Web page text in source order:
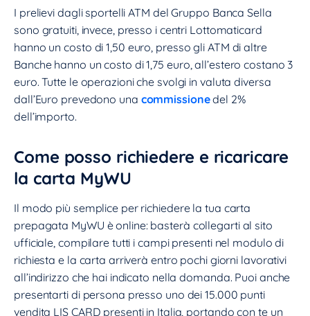
I prelievi dagli sportelli ATM del Gruppo Banca Sella
sono gratuiti, invece, presso i centri Lottomaticard
hanno un costo di 1,50 euro, presso gli ATM di altre
Banche hanno un costo di 1,75 euro, all’estero costano 3
euro. Tutte le operazioni che svolgi in valuta diversa
dall’Euro prevedono una commissionedel 2%
dell’importo.
Come posso richiedere e ricaricare
la carta MyWU
Il modo più semplice per richiedere la tua carta
prepagata MyWU è online: basterà collegarti al sito
ufficiale, compilare tutti i campi presenti nel modulo di
richiesta e la carta arriverà entro pochi giorni lavorativi
all’indirizzo che hai indicato nella domanda. Puoi anche
presentarti di persona presso uno dei 15.000 punti
vendita LIS CARD presenti in Italia, portando con te un